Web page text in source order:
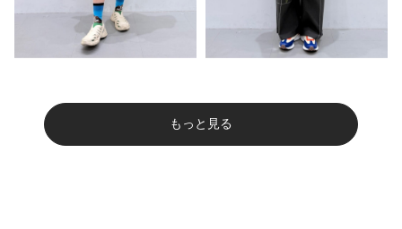
もっと見る